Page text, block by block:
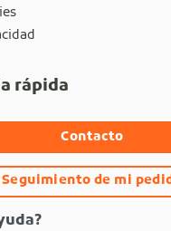
rápida
Contacto
Seguimiento de mi